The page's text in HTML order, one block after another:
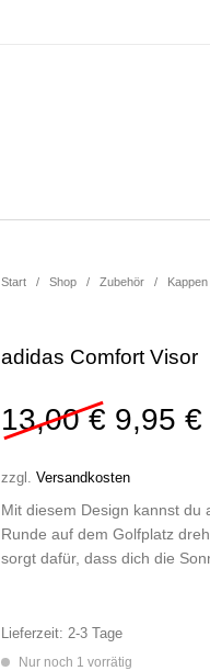
Start / Shop / Zubehör /
adidas Comfort Visor
13,00€ 9,95 €
zzgl. Versandkosten
Mit diesem Design kannst du
Runde auf dem Golfplatz
sorgt dafür, dass dich die
Lieferzeit: 2-3 Tage
Nur noch 1 vorrätig